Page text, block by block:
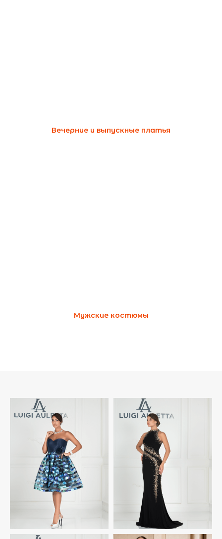
Вечерние и выпускные платья
Мужские костюмы